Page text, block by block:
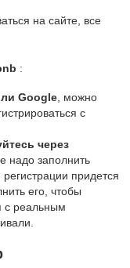
на сайте, все
:
Google , можно
с
через
надо заполнить
придется
его, чтобы
с реальным